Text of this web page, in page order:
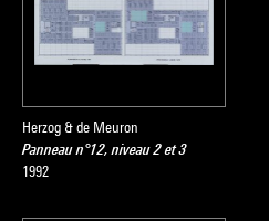
Herzog & de Meuron
Panneau n°12, niveau 2 et 3
1992